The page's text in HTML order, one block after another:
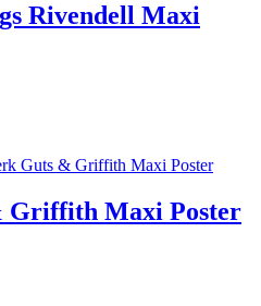
Rivendell Maxi
Griffith Maxi Poster